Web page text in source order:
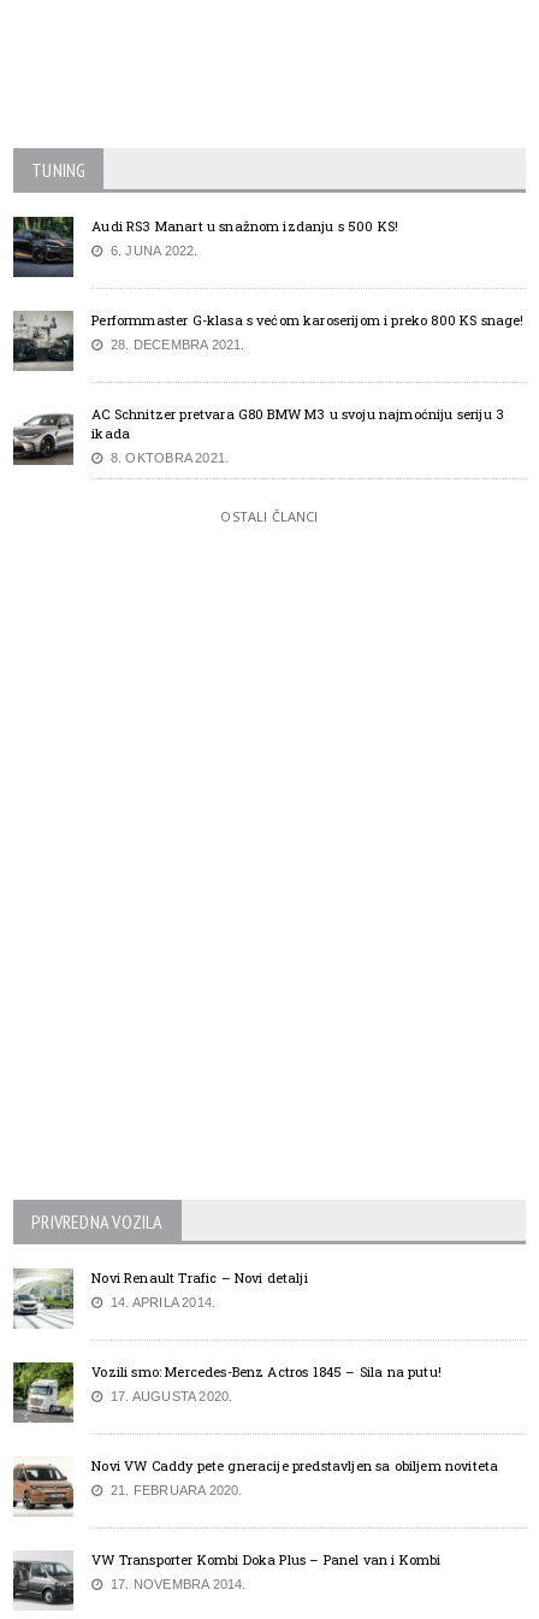
TUNING
Audi RS3 Manart u snažnom izdanju s 500 KS!
6. JUNA 2022.
Performmaster G-klasa s većom karoserijom i preko 800 KS snage!
28. DECEMBRA 2021.
AC Schnitzer pretvara G80 BMW M3 u svoju najmoćniju seriju 3
ikada
8. OKTOBRA 2021.
OSTALI ČLANCI
PRIVREDNA VOZILA
Novi Renault Trafic – Novi detalji
14. APRILA 2014.
Vozili smo: Mercedes-Benz Actros 1845 – Sila na putu!
17. AUGUSTA 2020.
Novi VW Caddy pete gneracije predstavljen sa obiljem noviteta
21. FEBRUARA 2020.
VW Transporter Kombi Doka Plus – Panel van i Kombi
17. NOVEMBRA 2014.